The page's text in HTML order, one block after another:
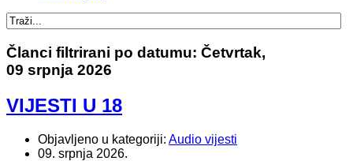
Članci filtrirani po datumu: Četvrtak,
09 srpnja 2026
VIJESTI U 18
Objavljeno u kategoriji: Audio vijesti
09. srpnja 2026.